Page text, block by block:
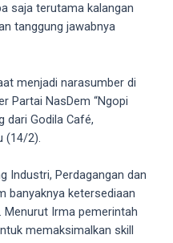
saja terutama kalangan
tanggung jawabnya
menjadi narasumber di
Partai NasDem “Ngopi
dari Godila Café,
(14/2).
Industri, Perdagangan dan
banyaknya ketersediaan
Menurut Irma pemerintah
memaksimalkan skill